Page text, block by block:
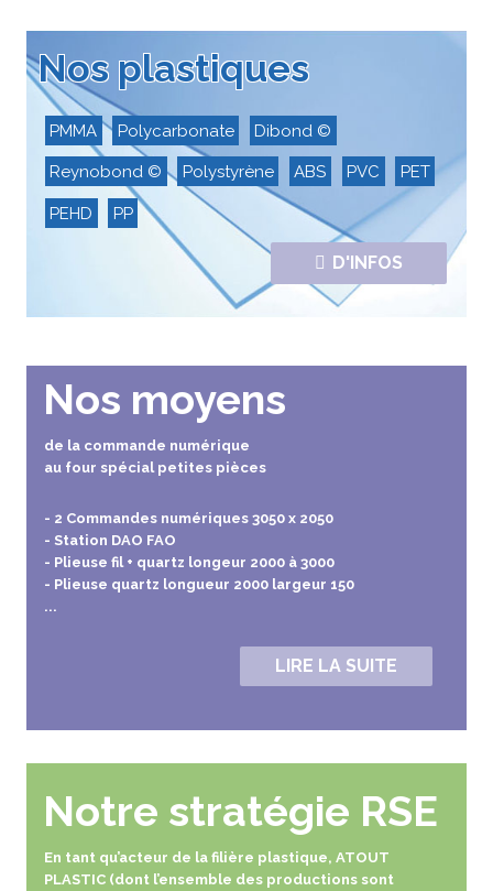
Nos plastiques
PMMA Polycarbonate Dibond ©
Reynobond © Polystyrène ABS PVC PET
PEHD PP
D'INFOS
Nos moyens
de la commande numérique
au four spécial petites pièces
- 2 Commandes numériques 3050 x 2050
- Station DAO FAO
- Plieuse fil + quartz longeur 2000 à 3000
- Plieuse quartz longueur 2000 largeur 150
...
LIRE LA SUITE
Notre stratégie RSE
En tant qu’acteur de la filière plastique, ATOUT
PLASTIC (dont l’ensemble des productions sont